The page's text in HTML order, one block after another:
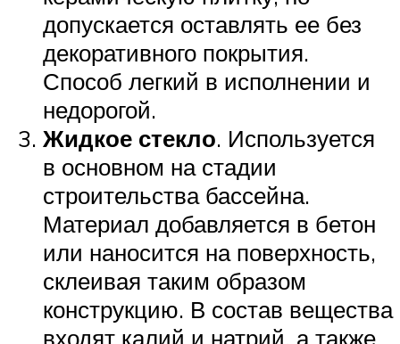
допускается оставлять ее без
декоративного покрытия.
Способ легкий в исполнении и
недорогой.
Жидкое стекло. Используется
в основном на стадии
строительства бассейна.
Материал добавляется в бетон
или наносится на поверхность,
склеивая таким образом
конструкцию. В состав вещества
входят калий и натрий, а также